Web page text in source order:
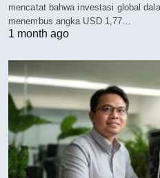
mencatat bahwa investasi global
menembus angka USD 1,77…
1 month ago